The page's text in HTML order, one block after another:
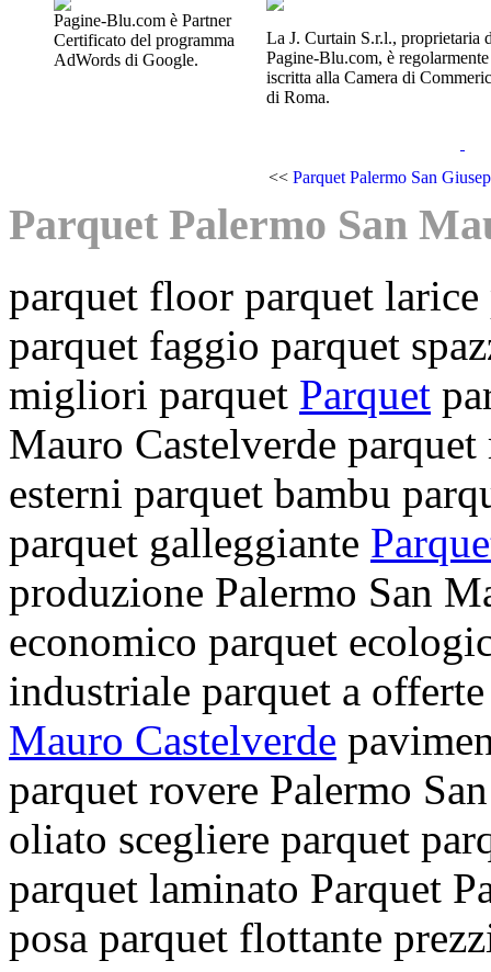
Pagine-Blu.com è Partner
Certificato del programma
AdWords di Google.
La J. Curtain S.r.l., proprietaria
Pagine-Blu.com, è regolarmente
iscritta alla Camera di
di Roma.
<< Parquet Palermo San
Parquet Palermo San
parquet floor parquet larice
parquet faggio parquet
migliori parquet Parquet
Mauro Castelverde
esterni parquet bambu
parquet galleggiante
produzione Palermo San
economico parquet
industriale parquet a
Mauro Castelverde
parquet rovere Palermo
oliato scegliere parquet
parquet laminato Parquet
posa parquet flottante